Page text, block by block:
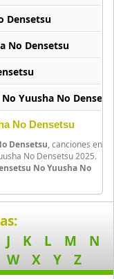
Densetsu
No Densetsu
Yuusha No
No Densetsu
No Densetsu
No Densetsu
Densetsu, canciones en
No Densetsu 2025.
No Yuusha No
J K L M
N
W X Y Z